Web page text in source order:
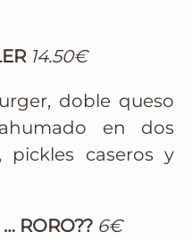
14.50€
doble queso
en dos
caseros y
RORO?? 6€